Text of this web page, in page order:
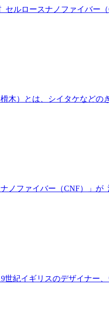
ルロースナノファイバー
木）とは、シイタケなどの
ノファイバー（CNF）」
紀イギリスのデザイナー